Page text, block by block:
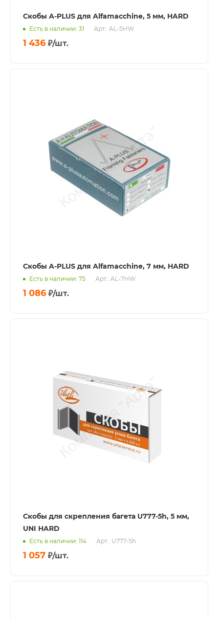
Скобы A-PLUS для Alfamacchine, 5 мм, HARD
Есть в наличии: 31 Арт.: AL-5HW
1 436 ₽/шт.
Скобы A-PLUS для Alfamacchine, 7 мм, HARD
Есть в наличии: 75 Арт.: AL-7HW
1 086 ₽/шт.
Скобы для скрепления багета U777-5h, 5 мм,
UNI HARD
Есть в наличии: 114 Арт.: U777-5h
1 057 ₽/шт.